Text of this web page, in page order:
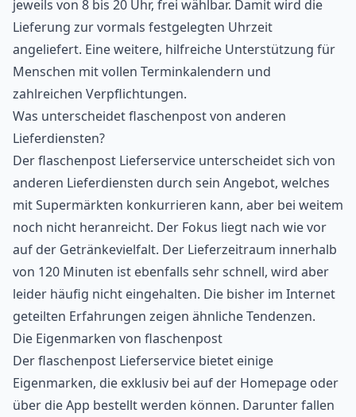
jeweils von 8 bis 20 Uhr, frei wählbar. Damit wird die
Lieferung zur vormals festgelegten Uhrzeit
angeliefert. Eine weitere, hilfreiche Unterstützung für
Menschen mit vollen Terminkalendern und
zahlreichen Verpflichtungen.
Was unterscheidet flaschenpost von anderen
Lieferdiensten?
Der flaschenpost Lieferservice unterscheidet sich von
anderen Lieferdiensten durch sein Angebot, welches
mit Supermärkten konkurrieren kann, aber bei weitem
noch nicht heranreicht. Der Fokus liegt nach wie vor
auf der Getränkevielfalt. Der Lieferzeitraum innerhalb
von 120 Minuten ist ebenfalls sehr schnell, wird aber
leider häufig nicht eingehalten. Die bisher im Internet
geteilten Erfahrungen zeigen ähnliche Tendenzen.
Die Eigenmarken von flaschenpost
Der flaschenpost Lieferservice bietet einige
Eigenmarken, die exklusiv bei auf der Homepage oder
über die App bestellt werden können. Darunter fallen